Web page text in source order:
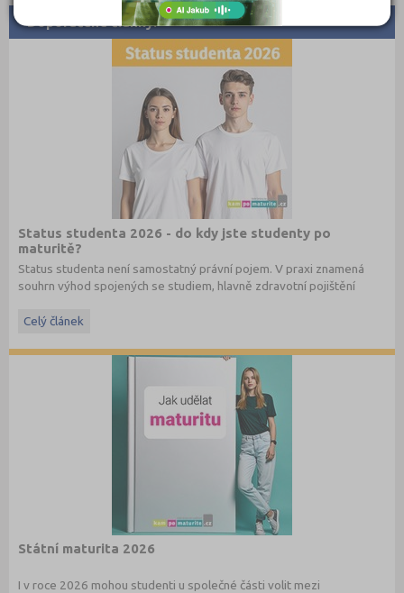
Doporučené články:
Status studenta 2026 - do kdy jste studenty po
maturitě?
Status studenta není samostatný právní pojem. V praxi znamená
souhrn výhod spojených se studiem, hlavně zdravotní pojištění
Celý článek
Státní maturita 2026
I v roce 2026 mohou studenti u společné části volit mezi